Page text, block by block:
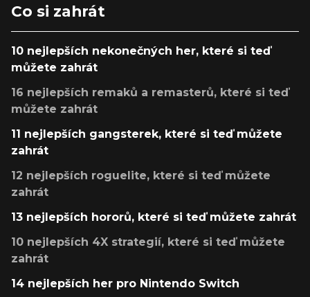
Co si zahrát
10 nejlepších nekonečných her, které si teď
můžete zahrát
16 nejlepších remaků a remasterů, které si teď
můžete zahrát
11 nejlepších gangsterek, které si teď můžete
zahrát
12 nejlepších roguelite, které si teď můžete
zahrát
13 nejlepších hororů, které si teď můžete zahrát
10 nejlepších 4X strategií, které si teď můžete
zahrát
14 nejlepších her pro Nintendo Switch